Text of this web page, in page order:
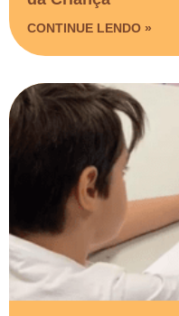
CONTINUE LENDO »